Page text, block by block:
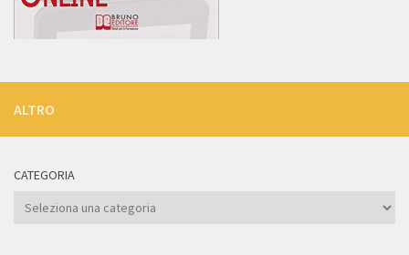
ALTRO
CATEGORIA
Categoria